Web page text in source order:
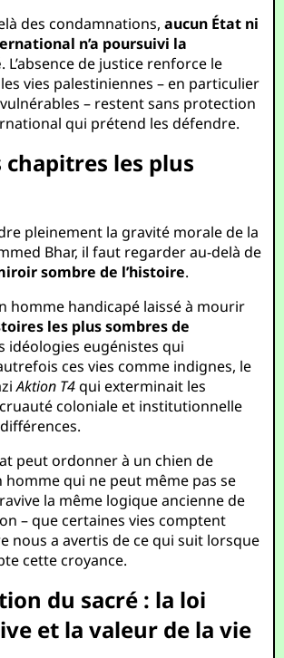
des condamnations,aucun État ni
n’a poursuivi la
. L’absence de justice renforce le
vies palestiniennes – en particulier
– restent sans protection
qui prétend les défendre.
chapitres les plus
pleinement la gravité morale de la
Bhar, il faut regarder au-delà de
sombre de l’histoire.
homme handicapé laissé à mourir
les plus sombres de
idéologies eugénistes qui
ces vies comme indignes, le
Aktion T4qui exterminait les
coloniale et institutionnelle
peut ordonner à un chien de
qui ne peut même pas se
la même logique ancienne de
– que certaines vies comptent
nous a avertis de ce qui suit lorsque
cette croyance.
du sacré : la loi
et la valeur de la vie